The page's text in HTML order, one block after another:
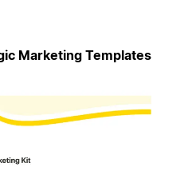
Marketing Templates